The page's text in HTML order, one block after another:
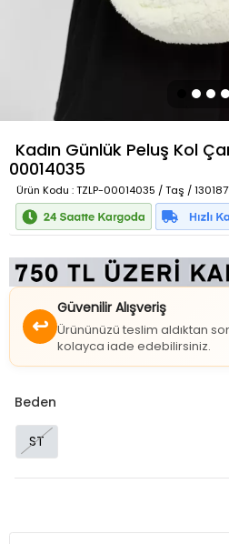
Kadın Günlük Peluş Kol
00014035
Ürün Kodu : TZLP-00014035 / Taş /
↩
Güvenilir Alışveriş
Ürününüzü teslim aldıktan
kolayca iade edebilirsiniz.
Beden
ST